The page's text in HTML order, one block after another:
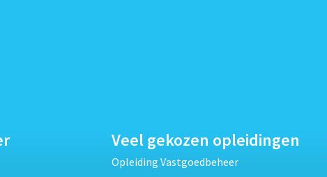
Veel gekozen opleidingen
Opleiding Vastgoedbeheer